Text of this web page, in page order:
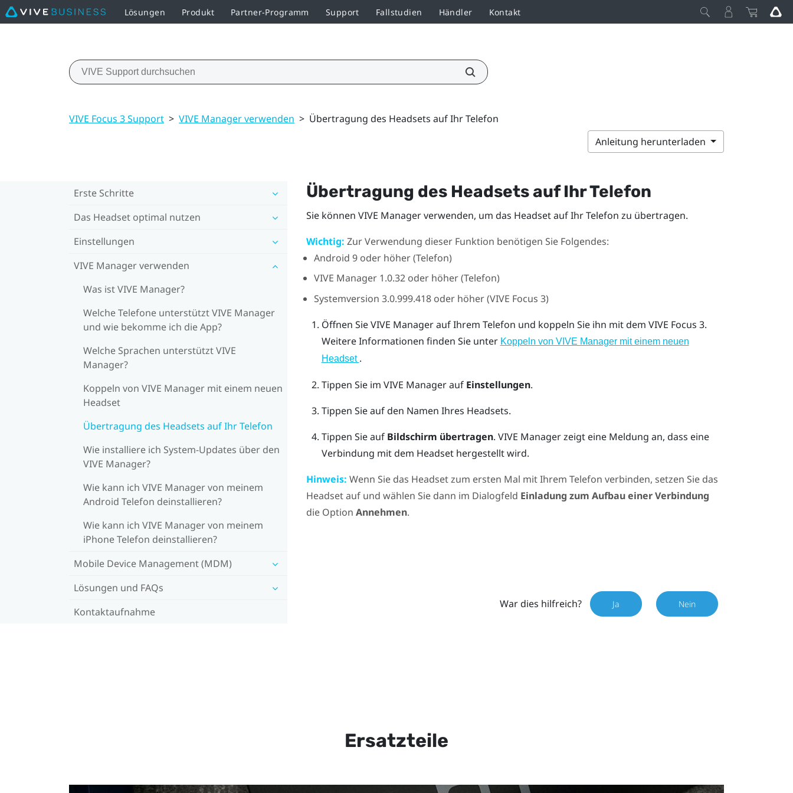
Lösungen Produkt Partner-Programm Support Fallstudien Händler Kontakt
VIVE Focus 3 Support > VIVE Manager verwenden > Übertragung des Headsets auf Ihr Telefon
Anleitung herunterladen
Erste Schritte
Das Headset optimal nutzen
Einstellungen
VIVE Manager verwenden
Was ist VIVE Manager?
Welche Telefone unterstützt VIVE Manager
und wie bekomme ich die App?
Welche Sprachen unterstützt VIVE
Manager?
Koppeln von VIVE Manager mit einem neuen
Headset
Übertragung des Headsets auf Ihr Telefon
Wie installiere ich System-Updates über den
VIVE Manager?
Wie kann ich VIVE Manager von meinem
Android Telefon deinstallieren?
Wie kann ich VIVE Manager von meinem
iPhone Telefon deinstallieren?
Mobile Device Management (MDM)
Lösungen und FAQs
Kontaktaufnahme
Übertragung des Headsets auf Ihr Telefon
Sie können VIVE Managerverwenden, um das Headset auf Ihr Telefon zu übertragen.
Wichtig: Zur Verwendung dieser Funktion benötigen Sie Folgendes:
Android 9 oder höher (Telefon)
VIVE Manager1.0.32 oder höher (Telefon)
Systemversion 3.0.999.418 oder höher (VIVE Focus 3)
Öffnen SieVIVE Managerauf Ihrem Telefon und koppeln Sie ihn mit dem VIVE Focus 3.
Weitere Informationen finden Sie unter Koppeln von VIVE Manager mit einem neuen
Headset .
Tippen Sie im VIVE Managerauf Einstellungen.
Tippen Sie auf den Namen Ihres Headsets.
Tippen Sie auf Bildschirm übertragen. VIVE Managerzeigt eine Meldung an, dass eine
Verbindung mit dem Headset hergestellt wird.
Hinweis: Wenn Sie das Headset zum ersten Mal mit Ihrem Telefon verbinden, setzen Sie das
Headset auf und wählen Sie dann im Dialogfeld Einladung zum Aufbau einer Verbindung
die Option Annehmen.
War dies hilfreich? Ja Nein
Ersatzteile